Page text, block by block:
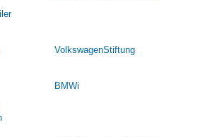
VolkswagenStiftung
BMWi